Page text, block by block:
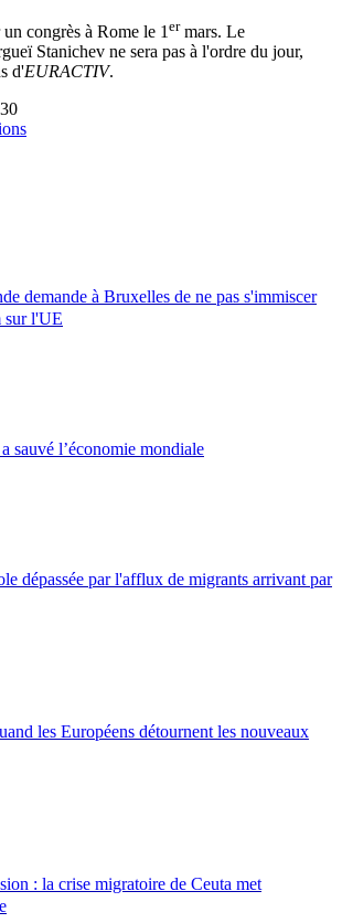
congrès à Rome le 1 ermars. Le
Stanichev ne sera pas à l'ordre du jour,
d'EURACTIV.
demande à Bruxelles de ne pas s'immiscer
sur l'UE
sauvé l’économie mondiale
dépassée par l'afflux de migrants arrivant par
les Européens détournent les nouveaux
: la crise migratoire de Ceuta met